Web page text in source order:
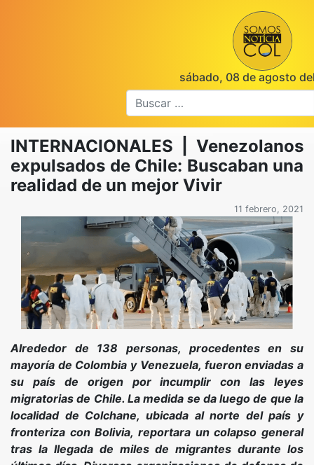
sábado, 08 de agosto
INTERNACIONALES | Venezolanos
expulsados de Chile: Buscaban una
realidad de un mejor Vivir
11 febrero, 2021
Alrededor de 138 personas, procedentes en su
mayoría de Colombia y Venezuela, fueron enviadas a
su país de origen por incumplir con las leyes
migratorias de Chile. La medida se da luego de que la
localidad de Colchane, ubicada al norte del país y
fronteriza con Bolivia, reportara un colapso general
tras la llegada de miles de migrantes durante los